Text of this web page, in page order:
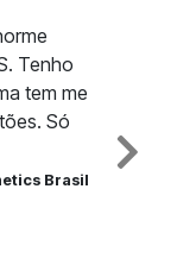
Tenho
tem me
Só
Brasil